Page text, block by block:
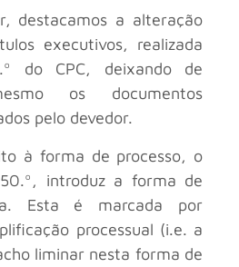
destacamos a alteração
executivos, realizada
do CPC, deixando de
os documentos
pelo devedor.
à forma de processo, o
introduz a forma de
Esta é marcada por
processual (i.e. a
liminar nesta forma de